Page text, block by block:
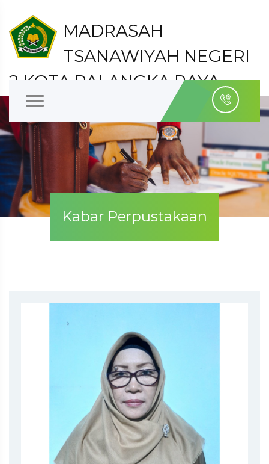
MADRASAH
TSANAWIYAH NEGERI
2 KOTA PALANGKA RAYA
Kelurahan Bukit Tunggal Kecamatan Jekan Raya
Kabar Perpustakaan